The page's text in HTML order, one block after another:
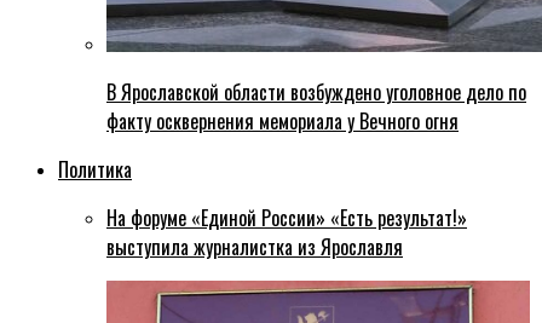
В Ярославской области возбуждено уголовное дело по
факту осквернения мемориала у Вечного огня
Политика
На форуме «Единой России» «Есть результат!»
выступила журналистка из Ярославля